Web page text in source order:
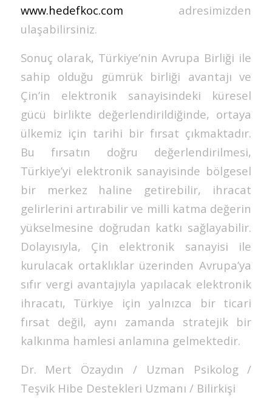
www.hedefkoc.com adresimizden
ulaşabilirsiniz.
Sonuç olarak, Türkiye’nin Avrupa Birliği ile
sahip olduğu gümrük birliği avantajı ve
Çin’in elektronik sanayisindeki küresel
gücü birlikte değerlendirildiğinde, ortaya
ülkemiz için tarihi bir fırsat çıkmaktadır.
Bu fırsatın doğru değerlendirilmesi,
Türkiye’yi elektronik sanayisinde bölgesel
bir merkez haline getirebilir, ihracat
gelirlerini artırabilir ve milli katma değerin
yükselmesine doğrudan katkı sağlayabilir.
Dolayısıyla, Çin elektronik sanayisi ile
kurulacak ortaklıklar üzerinden Avrupa’ya
sıfır vergi avantajıyla yapılacak elektronik
ihracatı, Türkiye için yalnızca bir ticari
fırsat değil, aynı zamanda stratejik bir
kalkınma hamlesi anlamına gelmektedir.
Dr. Mert Özaydın / Uzman Psikolog /
Teşvik Hibe Destekleri Uzmanı / Bilirkişi